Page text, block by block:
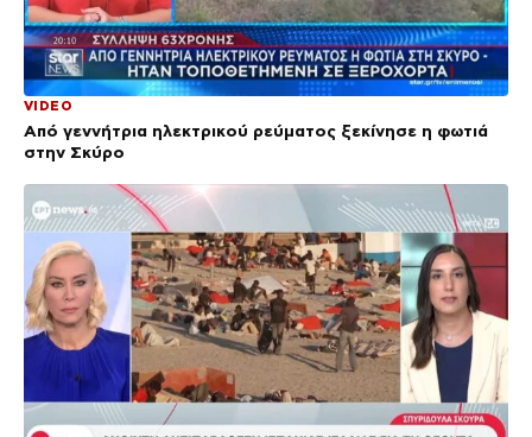
VIDEO
Από γεννήτρια ηλεκτρικού ρεύματος ξεκίνησε η φωτιά
στην Σκύρο